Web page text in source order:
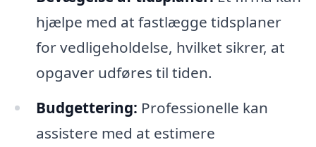
hjælpe med at fastlægge tidsplaner
for vedligeholdelse, hvilket sikrer, at
opgaver udføres til tiden.
Budgettering: Professionelle kan
assistere med at estimere